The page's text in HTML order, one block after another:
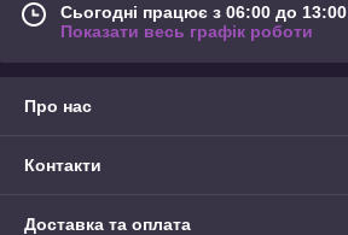
Сьогодні працює з 06:00 до 13:00
Показати весь графік роботи
Про нас
Контакти
Доставка та оплата